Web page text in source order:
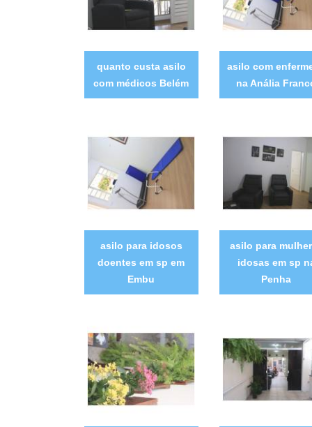
quanto custa asilo
com médicos Belém
asilo com
na Anália
asilo para idosos
doentes em sp em
Embu
asilo para
idosas em sp
Penha